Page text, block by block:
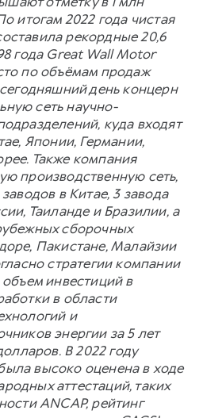
итогам 2022 года чистая
рекордные 20,6
года Great Wall Motor
по объёмам продаж
день концерн
сеть научно-
куда входят
Японии, Германии,
Также компания
производственную сеть,
в Китае, 3 завода
Таиланде и Бразилии, а
сборочных
Пакистане, Малайзии
стратегии компании
инвестиций в
в области
и
энергии за 5 лет
В 2022 году
высоко оценена в ходе
аттестаций, таких
ANCAP, рейтинг